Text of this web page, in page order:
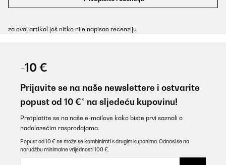
za ovaj artikal još nitko nije napisao recenziju
-10 €
Prijavite se na naše newslettere i ostvarite
popust od 10 €* na sljedeću kupovinu!
Pretplatite se na naše e-mailove kako biste prvi saznali o
nadolazećim rasprodajama.
Popust od 10 € ne može se kombinirati s drugim kuponima. Odnosi se na
narudžbu minimalne vrijednosti 100 €.